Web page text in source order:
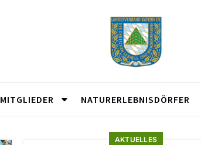
MITGLIEDER NATURERLEBNISDÖRFER
AKTUELLES